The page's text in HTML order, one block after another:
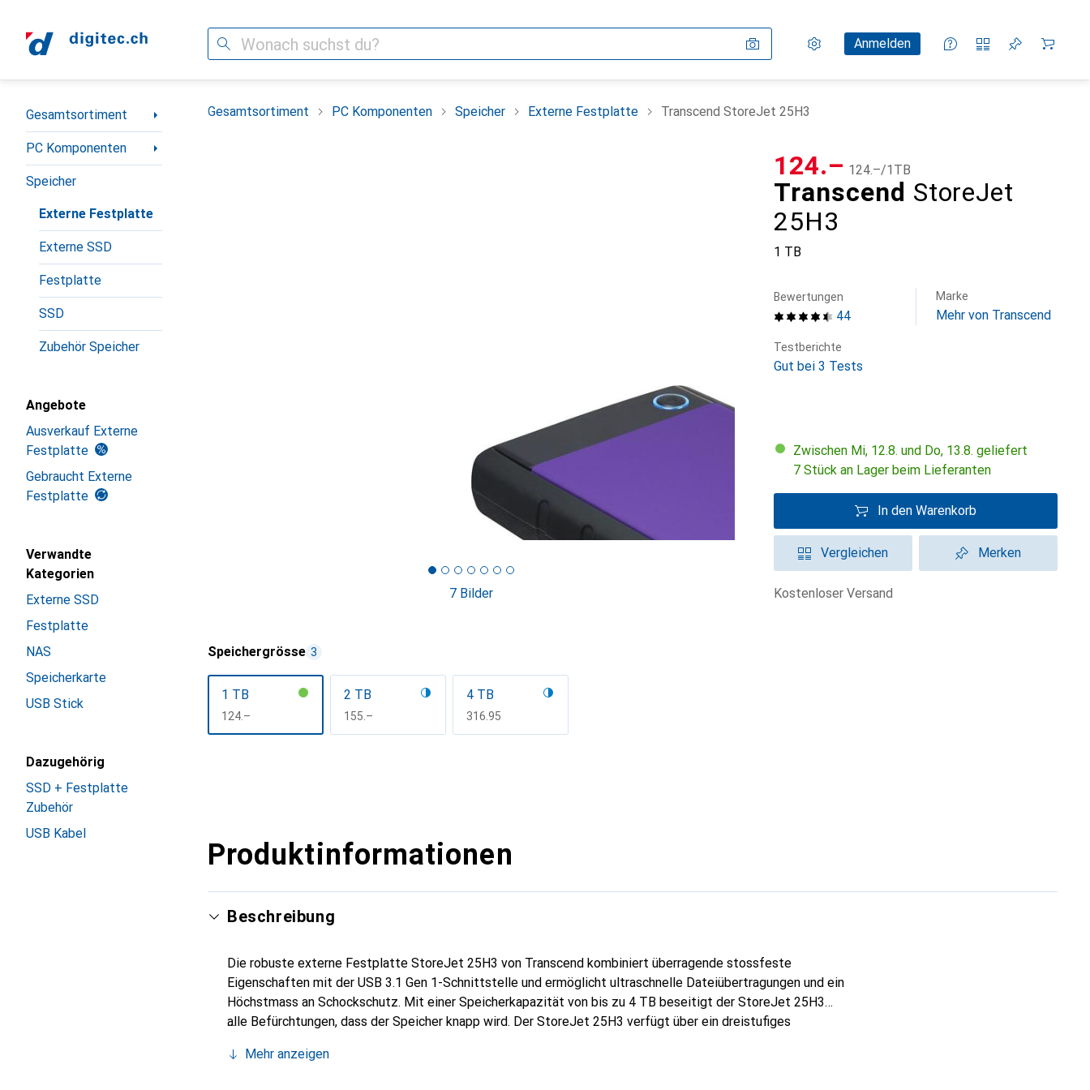
Suche Einstellungen
KundenkontoAnmelden
Vergleichslisten
Merklisten
Warenkorb
Navigation nach Kategorien
Gesamtsortiment
PC Komponenten
Speicher
Externe Festplatte
Externe SSD
Festplatte
SSD
Zubehör Speicher
Angebote
Ausverkauf Externe
Festplatte
Gebraucht Externe
Festplatte
Verwandte
Kategorien
Externe SSD
Festplatte
NAS
Speicherkarte
USB Stick
Dazugehörig
SSD + Festplatte
Zubehör
USB Kabel
Gesamtsortiment PC Komponenten Speicher Externe Festplatte Transcend StoreJet 25H3
7 Bilder
Transcend StoreJet
25H3
1 TB
CHF
124.– CHF
124.–/1TB
44
Bewertungen Marke
Mehr von Transcend
Testberichte
Gut bei 3 Tests
Zwischen Mi, 12.8. und Do, 13.8. geliefert
7 Stück an Lager beim Lieferanten
In den Warenkorb
Vergleichen Merken
kostenloser Versand
Speichergrösse 3
1 TB
CHF
124.–
2 TB
CHF
155.–
4 TB
CHF
316.95
Produktinformationen
Beschreibung
Die robuste externe Festplatte StoreJet 25H3 von Transcend kombiniert überragende stossfeste
Eigenschaften mit der USB 3.1 Gen 1-Schnittstelle und ermöglicht ultraschnelle Dateiübertragungen und ein
Höchstmass an Schockschutz. Mit einer Speicherkapazität von bis zu 4 TB beseitigt der StoreJet 25H3
alle Befürchtungen, dass der Speicher knapp wird. Der StoreJet 25H3 verfügt über ein dreistufiges
gespeicherten Daten vollständig zu schützen. Das dreistufige Stossschutzsystem umfasst ein
Mehr anzeigen